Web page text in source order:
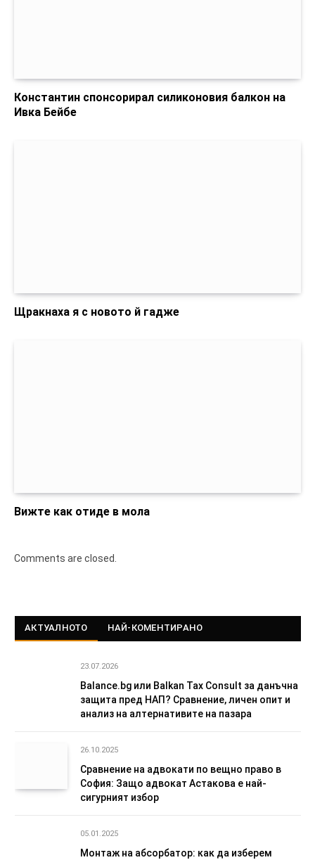
Константин спонсорирал силиконовия балкон на
Ивка Бейбе
Щракнаха я с новото й гадже
Вижте как отиде в мола
Comments are closed.
АКТУАЛНОТО НАЙ-КОМЕНТИРАНО
23.07.2026
Balance.bg или Balkan Tax Consult за данъчна
защита пред НАП? Сравнение, личен опит и
анализ на алтернативите на пазара
26.10.2025
Сравнение на адвокати по вещно право в
София: Защо адвокат Астакова е най-
сигурният избор
05.01.2025
Монтаж на абсорбатор: как да изберем